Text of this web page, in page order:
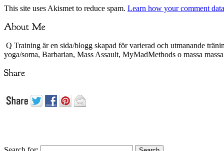
This site uses Akismet to reduce spam. Learn how your comment
Q Training är en sida/blogg skapad för varierad och utmanande
yoga/soma, Barbarian, Mass Assault, MyMadMethods o massa